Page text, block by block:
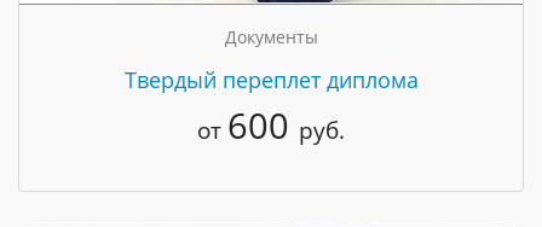
Документы
Твердый переплет диплома
от 600 руб.